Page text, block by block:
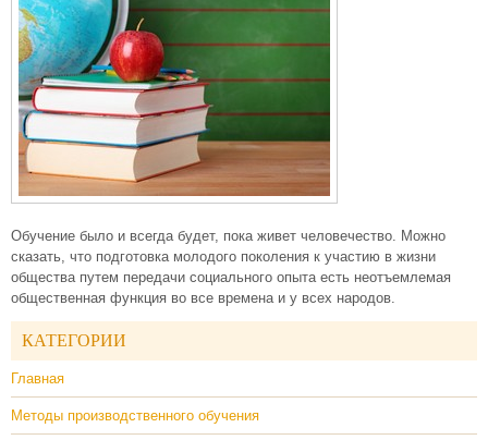
Обучение было и всегда будет, пока живет человечество. Можно
сказать, что подготовка молодого поколения к участию в жизни
общества путем передачи социального опыта есть неотъемлемая
общественная функция во все времена и у всех народов.
КАТЕГОРИИ
Главная
Методы производственного обучения